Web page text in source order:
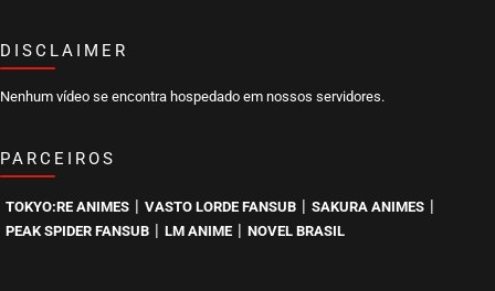
DISCLAIMER
Nenhum vídeo se encontra hospedado em nossos servidores.
PARCEIROS
TOKYO:RE ANIMES VASTO LORDE FANSUB SAKURA ANIMES
PEAK SPIDER FANSUB LM ANIME NOVEL BRASIL